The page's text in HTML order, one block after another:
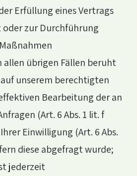
Erfüllung eines Vertrags
zur Durchführung
allen übrigen Fällen beruht
unserem berechtigten
Bearbeitung der an
(Art. 6 Abs. 1 lit. f
Einwilligung (Art. 6 Abs.
diese abgefragt wurde;
jederzeit